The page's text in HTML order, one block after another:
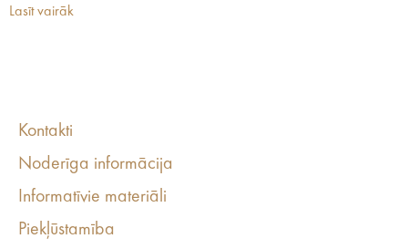
Lasīt vairāk
Kontakti
Noderīga informācija
Informatīvie materiāli
Piekļūstamība